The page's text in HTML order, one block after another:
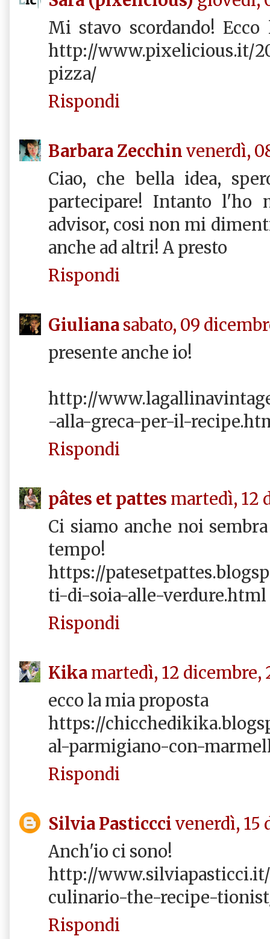
Mi stavo scordando!
http://www.pixelicious.it/
pizza/
Rispondi
Barbara Zecchin venerdì,
Ciao, che bella idea,
partecipare! Intanto l'ho
advisor, cosi non mi
anche ad altri! A presto
Rispondi
Giuliana sabato, 09
presente anche io!
http://
-alla-greca-per-il-
Rispondi
pâtes et pattes martedì, 12
Ci siamo anche noi
tempo!
https://
ti-di-soia-alle-verdure.html
Rispondi
Kika martedì, 12 dicembre,
ecco la mia proposta
https://
al-parmigiano-con-
Rispondi
Silvia Pasticcci venerdì, 15
Anch'io ci sono!
http://
culinario-the-recipe-
Rispondi